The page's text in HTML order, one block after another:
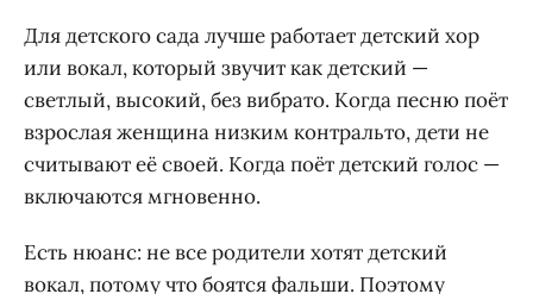
Для детского сада лучше работает детский хор
или вокал, который звучит как детский —
светлый, высокий, без вибрато. Когда песню поёт
взрослая женщина низким контральто, дети не
считывают её своей. Когда поёт детский голос —
включаются мгновенно.
Есть нюанс: не все родители хотят детский
вокал, потому что боятся фальши. Поэтому